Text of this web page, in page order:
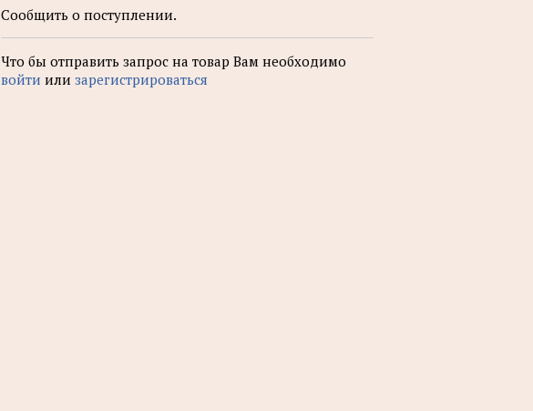
Сообщить о поступлении.
Что бы отправить запрос на товар Вам необходимо
войти или зарегистрироваться